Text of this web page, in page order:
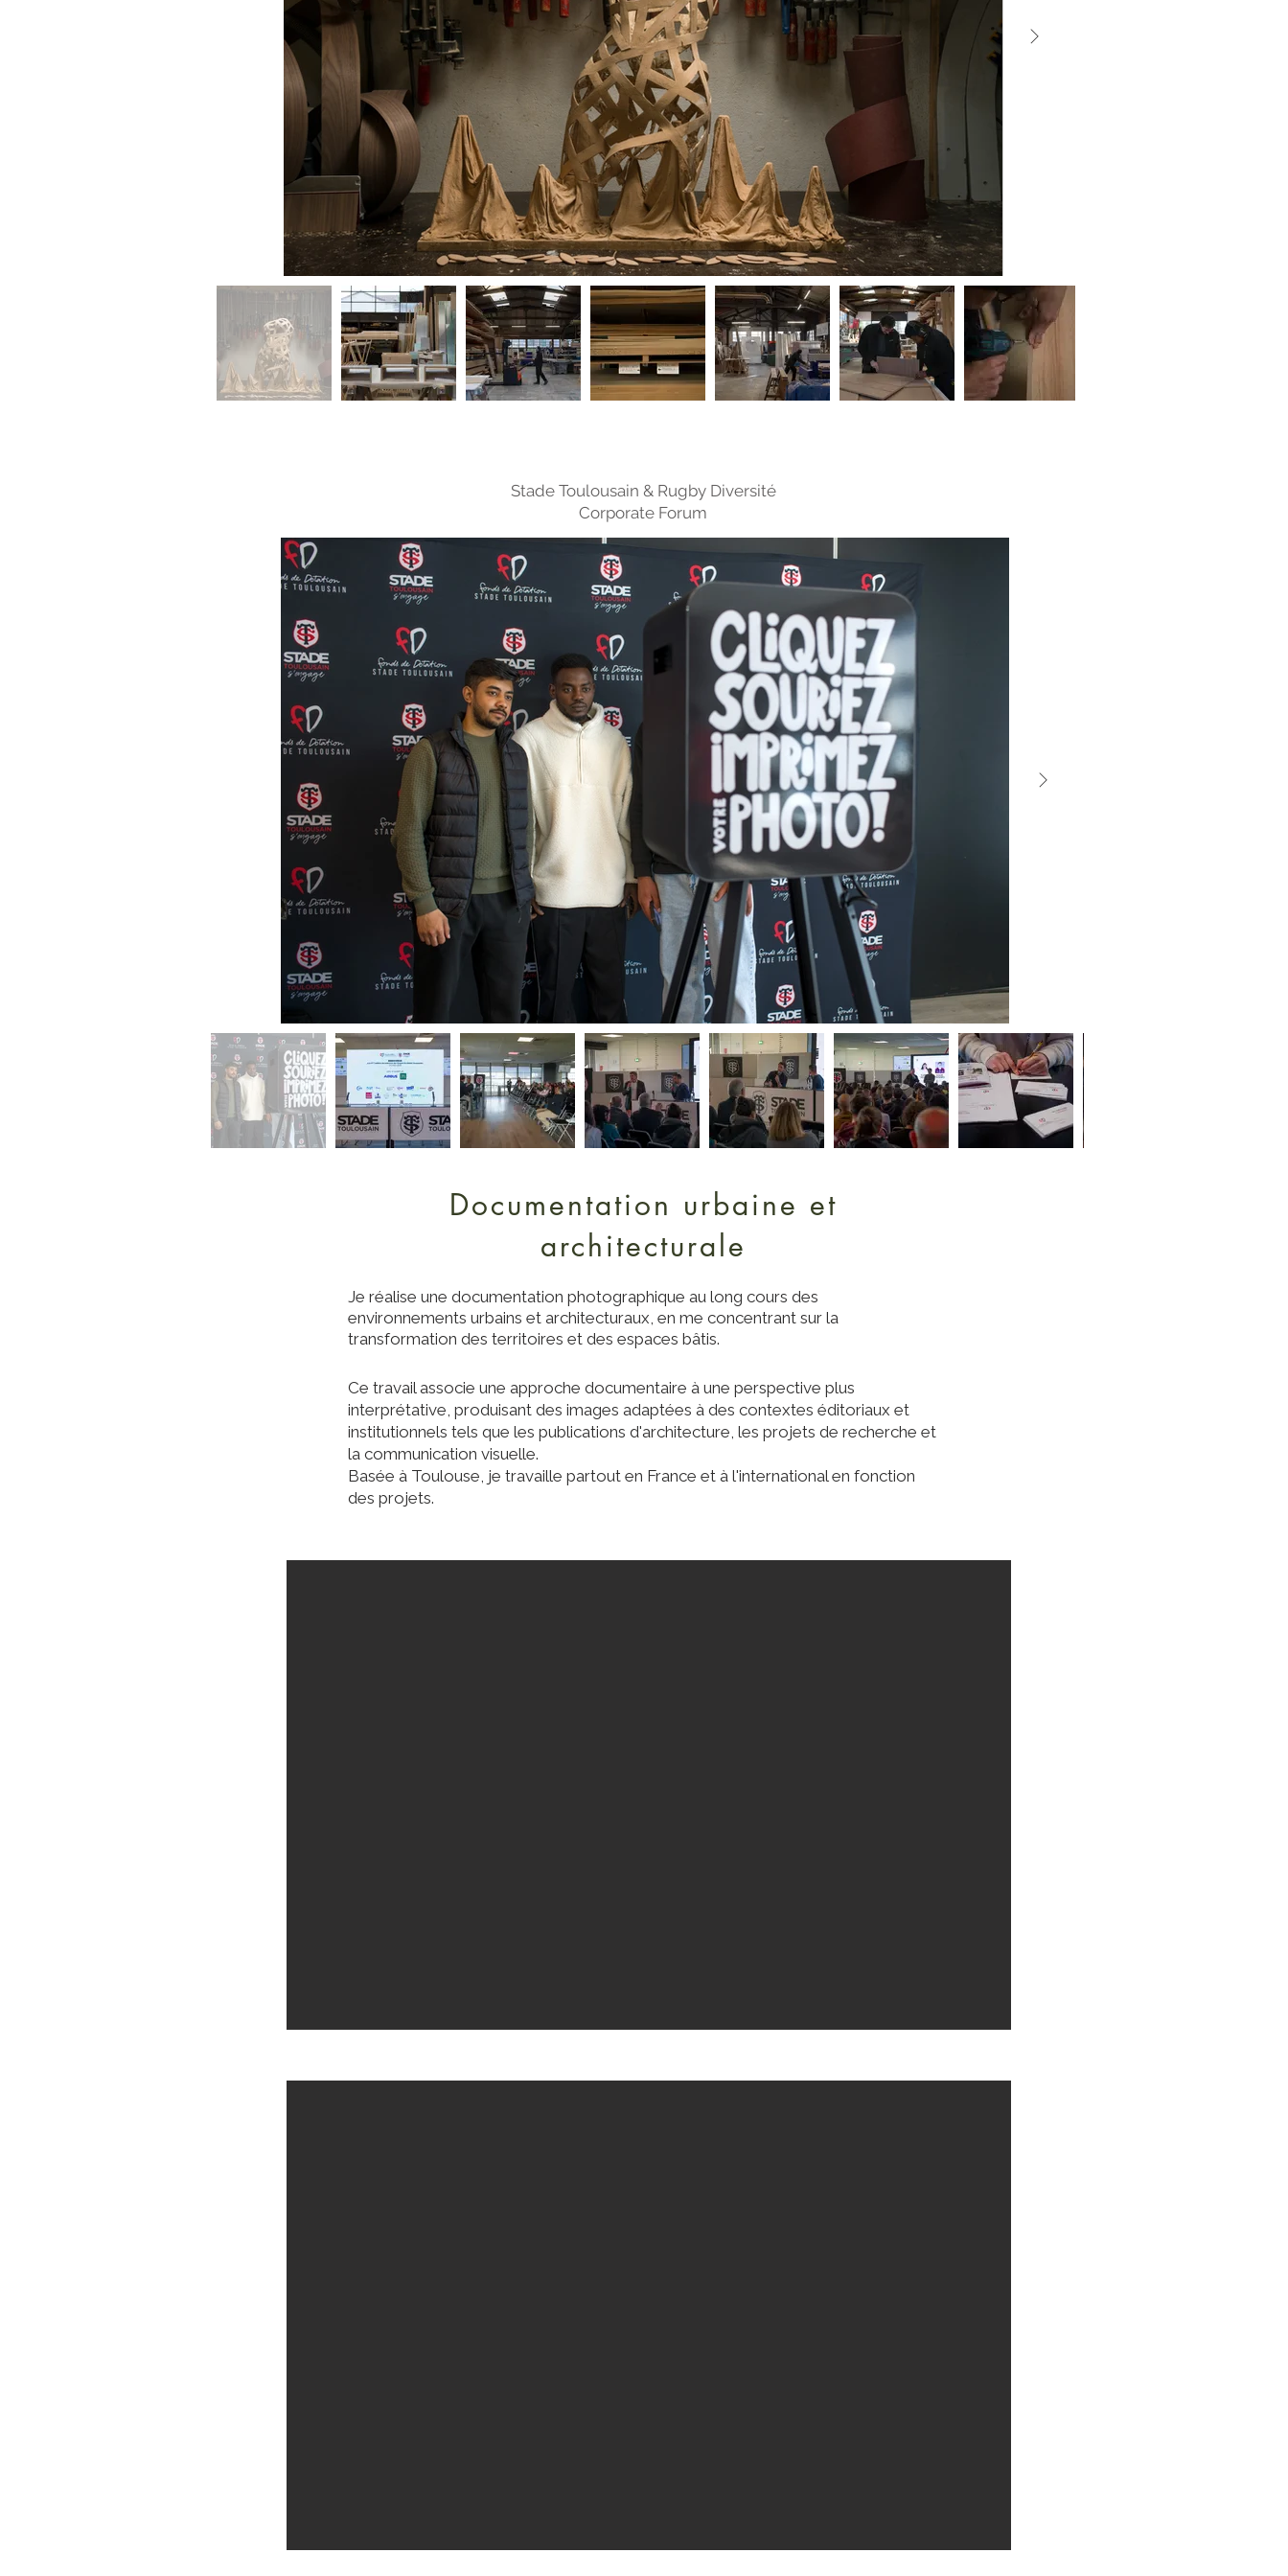
Stade Toulousain & Rugby Diversité
Corporate Forum
Documentation urbaine et
architecturale
Je réalise une documentation photographique au long cours des
environnements urbains et architecturaux, en me concentrant sur la
transformation des territoires et des espaces bâtis.
Ce travail associe une approche documentaire à une perspective plus
interprétative, produisant des images adaptées à des contextes éditoriaux et
institutionnels tels que les publications d'architecture, les projets de recherche et
la communication visuelle.
Basée à Toulouse, je travaille partout en France et à l'international en fonction
des projets.